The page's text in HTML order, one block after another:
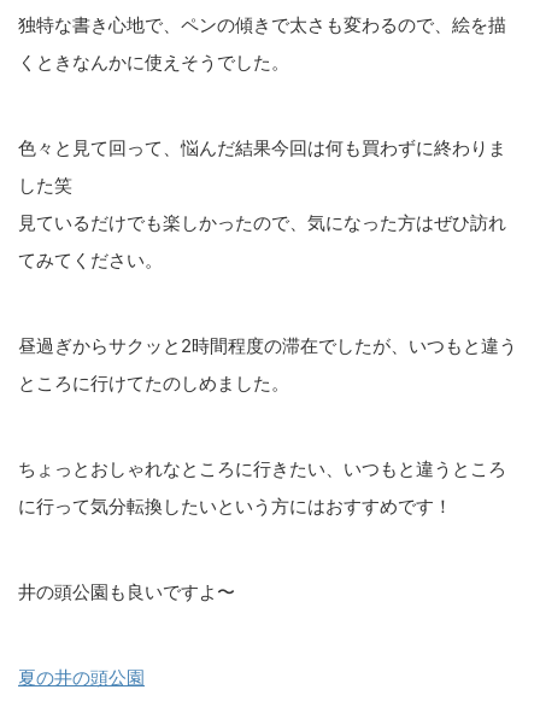
独特な書き心地で、ペンの傾きで太さも変わるので、絵を描
くときなんかに使えそうでした。
色々と見て回って、悩んだ結果今回は何も買わずに終わりま
した笑
見ているだけでも楽しかったので、気になった方はぜひ訪れ
てみてください。
昼過ぎからサクッと2時間程度の滞在でしたが、いつもと違う
ところに行けてたのしめました。
ちょっとおしゃれなところに行きたい、いつもと違うところ
に行って気分転換したいという方にはおすすめです！
井の頭公園も良いですよ〜
夏の井の頭公園